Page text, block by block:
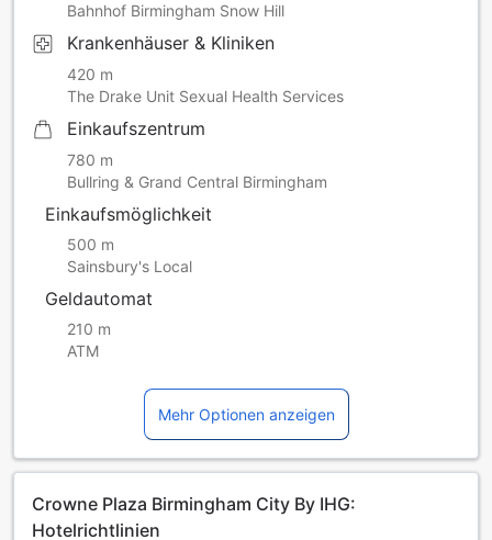
Bahnhof Birmingham Snow Hill
Krankenhäuser & Kliniken
420 m
The Drake Unit Sexual Health Services
Einkaufszentrum
780 m
Bullring & Grand Central Birmingham
Einkaufsmöglichkeit
500 m
Sainsbury's Local
Geldautomat
210 m
ATM
Mehr Optionen anzeigen
Crowne Plaza Birmingham City By IHG:
Hotelrichtlinien